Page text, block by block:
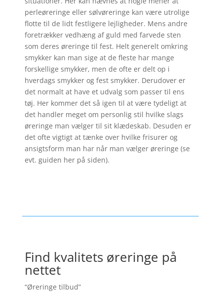
perleøreringe eller sølvøreringe kan være utrolige
flotte til de lidt festligere lejligheder. Mens andre
foretrækker vedhæng af guld med farvede sten
som deres øreringe til fest. Helt generelt omkring
smykker kan man sige at de fleste har mange
forskellige smykker, men de ofte er delt op i
hverdags smykker og fest smykker. Derudover er
det normalt at have et udvalg som passer til ens
tøj. Her kommer det så igen til at være tydeligt at
det handler meget om personlig stil hvilke slags
øreringe man vælger til sit klædeskab. Desuden er
det ofte vigtigt at tænke over hvilke frisurer og
ansigtsform man har når man vælger øreringe (se
evt. guiden her på siden).
Find kvalitets øreringe på
nettet
“Øreringe tilbud”